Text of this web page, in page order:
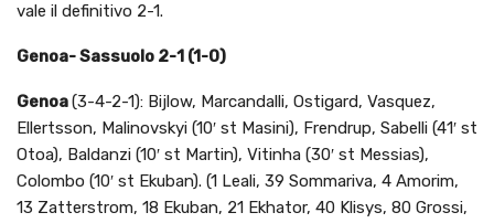
vale il definitivo 2-1.
Genoa- Sassuolo 2-1 (1-0)
Genoa(3-4-2-1): Bijlow, Marcandalli, Ostigard, Vasquez,
Ellertsson, Malinovskyi (10′ st Masini), Frendrup, Sabelli (41′ st
Otoa), Baldanzi (10′ st Martin), Vitinha (30′ st Messias),
Colombo (10′ st Ekuban). (1 Leali, 39 Sommariva, 4 Amorim,
13 Zatterstrom, 18 Ekuban, 21 Ekhator, 40 Klisys, 80 Grossi,